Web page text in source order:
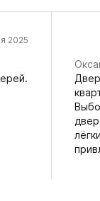
2025